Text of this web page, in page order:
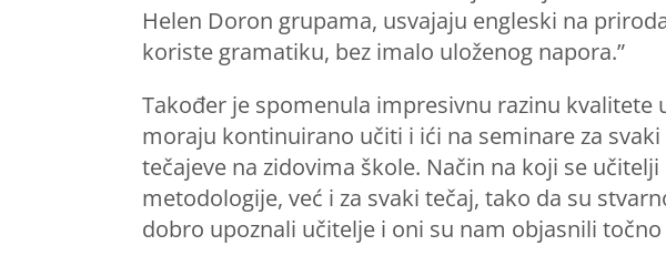
Helen Doron grupama, usvajaju engleski na
koriste gramatiku, bez imalo uloženog napora.”
Također je spomenula impresivnu razinu kvalitete
moraju kontinuirano učiti i ići na seminare za
tečajeve na zidovima škole. Način na koji se
metodologije, već i za svaki tečaj, tako da su
dobro upoznali učitelje i oni su nam objasnili točno